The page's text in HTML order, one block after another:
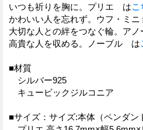
いつも祈りを胸に。プリエ はこ
かわいい人を忘れず。ウフ・ミ
大切な人との絆をつなぐ輪。ア
高貴な人を収める。ノーブル は
■材質
シルバー925
キュービックジルコニア
■サイズ：サイズ:本体（ペンダン